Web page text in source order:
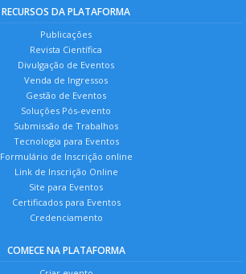
RECURSOS DA PLATAFORMA
Publicações
Revista Científica
Divulgação de Eventos
Venda de Ingressos
Gestão de Eventos
Soluções Pós-evento
Submissão de Trabalhos
Tecnologia para Eventos
Formulário de Inscrição online
Link de Inscrição Online
Site para Eventos
Certificados para Eventos
Credenciamento
COMECE NA PLATAFORMA